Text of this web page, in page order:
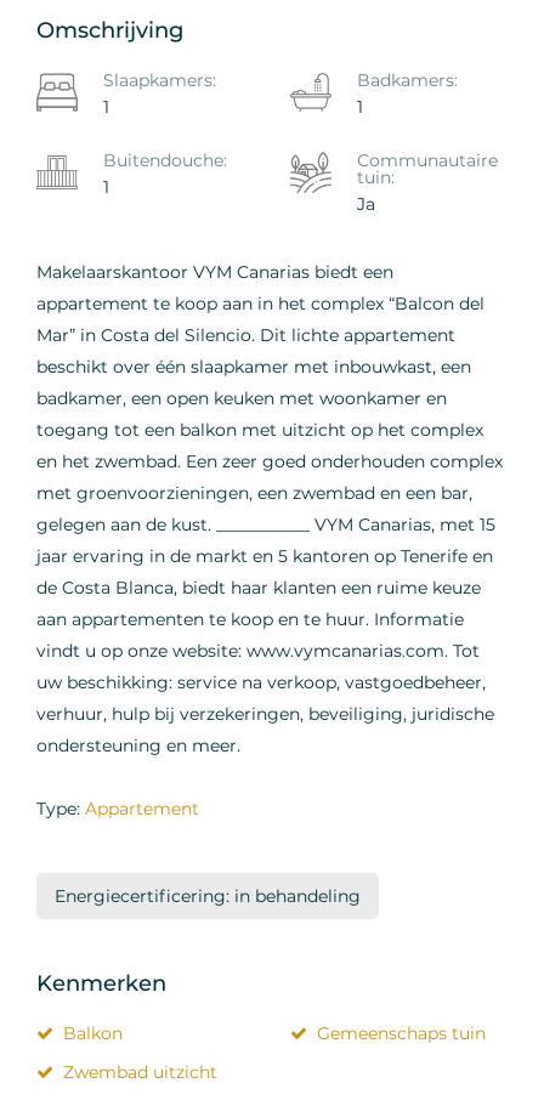
Omschrijving
Slaapkamers:
1
Badkamers:
1
Buitendouche:
1
Сommunautaire
tuin:
Ja
Makelaarskantoor VYM Canarias biedt een
appartement te koop aan in het complex “Balcon del
Mar” in Costa del Silencio. Dit lichte appartement
beschikt over één slaapkamer met inbouwkast, een
badkamer, een open keuken met woonkamer en
toegang tot een balkon met uitzicht op het complex
en het zwembad. Een zeer goed onderhouden complex
met groenvoorzieningen, een zwembad en een bar,
gelegen aan de kust. ___________ VYM Canarias, met 15
jaar ervaring in de markt en 5 kantoren op Tenerife en
de Costa Blanca, biedt haar klanten een ruime keuze
aan appartementen te koop en te huur. Informatie
vindt u op onze website: www.vymcanarias.com. Tot
uw beschikking: service na verkoop, vastgoedbeheer,
verhuur, hulp bij verzekeringen, beveiliging, juridische
ondersteuning en meer.
Type: Appartement
Energiecertificering: in behandeling
Kenmerken
Balkon
Gemeenschaps tuin
Zwembad uitzicht